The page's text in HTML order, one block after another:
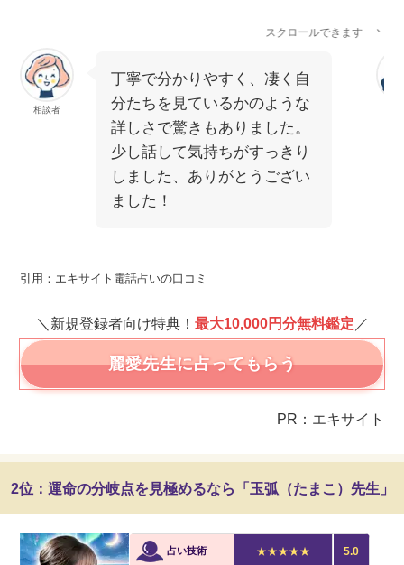
スクロールできます
相談者
丁寧で分かりやすく、凄く自
分たちを見ているかのような
詳しさで驚きもありました。
少し話して気持ちがすっきり
しました、ありがとうござい
ました！
引用：エキサイト電話占いの口コミ
＼新規登録者向け特典！ 最大10,000円分無料鑑定 ／
麗愛先生に占ってもらう
PR：エキサイト
2位：運命の分岐点を見極めるなら「玉弧（たまこ）先生」
占い技術 ★★★★★ 5.0